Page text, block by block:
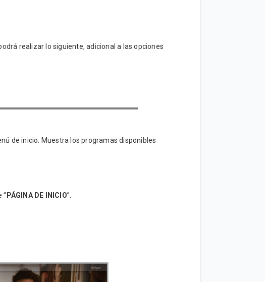
realizar lo siguiente, adicional a las opciones
de inicio. Muestra los programas disponibles
“ PÁGINA DE INICIO”.